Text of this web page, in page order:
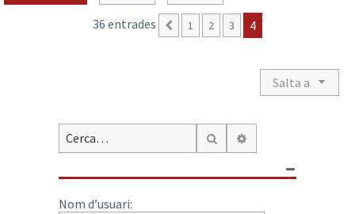
c
36 entrades Anterior
1 2 3 4
Salta a
Cerca
Nom d’usuari: